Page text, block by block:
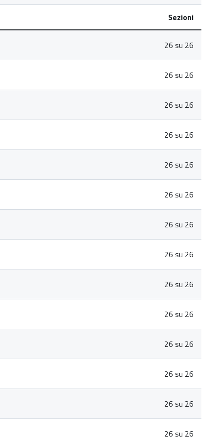
Sezioni
26 su 26
26 su 26
26 su 26
26 su 26
26 su 26
26 su 26
26 su 26
26 su 26
26 su 26
26 su 26
26 su 26
26 su 26
26 su 26
26 su 26